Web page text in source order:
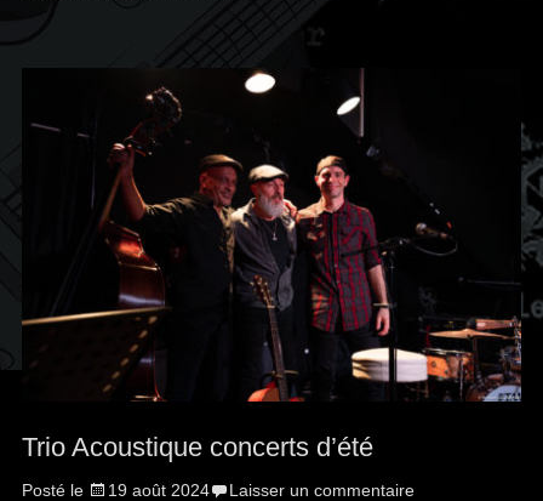
Trio Acoustique concerts d’été
Posté le 19 août 2024 Laisser un commentaire